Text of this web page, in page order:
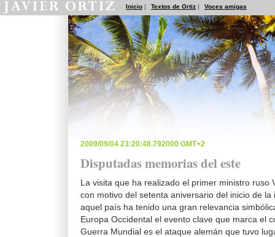
Inicio | Textos de Ortiz | Voces amigas
2009/09/04 23:20:48.792000 GMT+2
Disputadas memorias del este
La visita que ha realizado el primer ministro ruso
con motivo del setenta aniversario del inicio de la
aquel país ha tenido una gran relevancia
Europa Occidental el evento clave que marca el
Guerra Mundial es el ataque alemán que tuvo